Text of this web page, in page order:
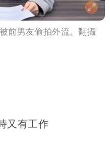
前男友偷拍外流。翻攝
又有工作